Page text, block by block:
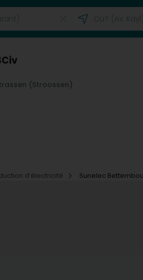
(Stroossen)
d’électricité Sunelec